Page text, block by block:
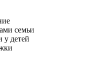
семьи
у детей